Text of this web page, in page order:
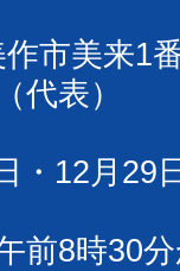
市美来1
代表）
・12月29
前8時30